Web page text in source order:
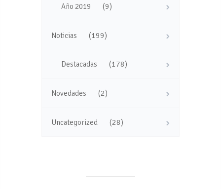
Año 2019 (9)
Noticias (199)
Destacadas (178)
Novedades (2)
Uncategorized (28)